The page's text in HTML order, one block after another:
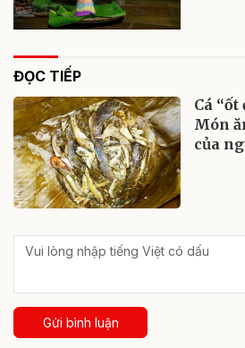
ĐỌC TIẾP
Cá
Món
của
Gửi bình luận